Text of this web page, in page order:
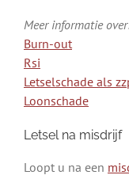
Meer informatie
Burn-out
Rsi
Letselschade als
Loonschade
Letsel na misdrijf
Loopt u na een